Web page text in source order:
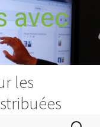
avec
les